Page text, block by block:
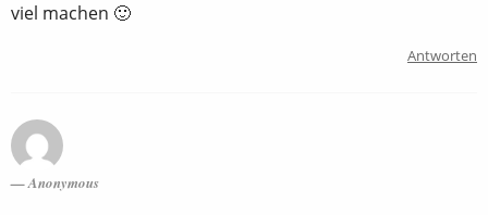
viel machen 🙂
Antworten
Anonymous